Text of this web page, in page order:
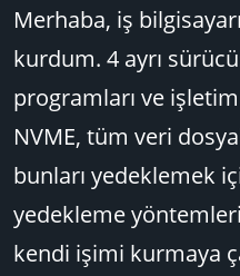
l
t
a
t
r
i
Merhaba, iş
kurdum. 4 ayrı
programları ve
NVME, tüm veri
bunları yedeklemek
yedekleme
kendi işimi kurmaya